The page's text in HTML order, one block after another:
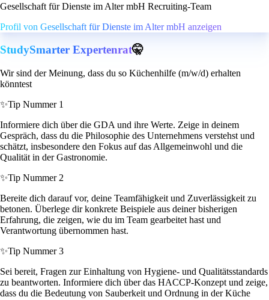
Gesellschaft für Dienste im Alter mbH Recruiting-Team
Profil von Gesellschaft für Dienste im Alter mbH anzeigen
StudySmarter Expertenrat🤫
Wir sind der Meinung, dass du so Küchenhilfe (m/w/d) erhalten
könntest
✨Tip Nummer 1
Informiere dich über die GDA und ihre Werte. Zeige in deinem
Gespräch, dass du die Philosophie des Unternehmens verstehst und
schätzt, insbesondere den Fokus auf das Allgemeinwohl und die
Qualität in der Gastronomie.
✨Tip Nummer 2
Bereite dich darauf vor, deine Teamfähigkeit und Zuverlässigkeit zu
betonen. Überlege dir konkrete Beispiele aus deiner bisherigen
Erfahrung, die zeigen, wie du im Team gearbeitet hast und
Verantwortung übernommen hast.
✨Tip Nummer 3
Sei bereit, Fragen zur Einhaltung von Hygiene- und Qualitätsstandards
zu beantworten. Informiere dich über das HACCP-Konzept und zeige,
dass du die Bedeutung von Sauberkeit und Ordnung in der Küche